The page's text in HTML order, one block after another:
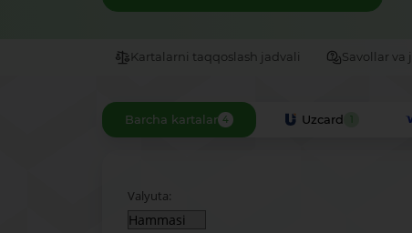
Kartalarni taqqoslash jadvali Savollar va
Barcha kartalar 4 Uzcard 1
Valyuta: